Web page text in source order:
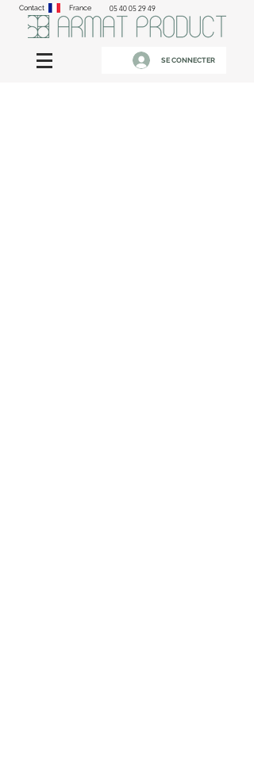
Contact France 05 40 05 29 49
SE CONNECTER